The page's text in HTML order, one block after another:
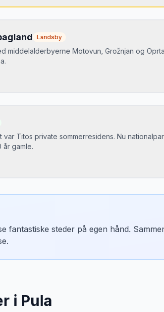
klokketårn
østersopdræt
og Limski: gratis.
Landsby
middelalderbyerne Motovun, Grožnjan og
panoramaudsigt
jagter
Grožnjan: gratis langs vejen.
Titos private sommerresidens. Nu
gamle.
fantastiske steder på egen hånd.
i Pula